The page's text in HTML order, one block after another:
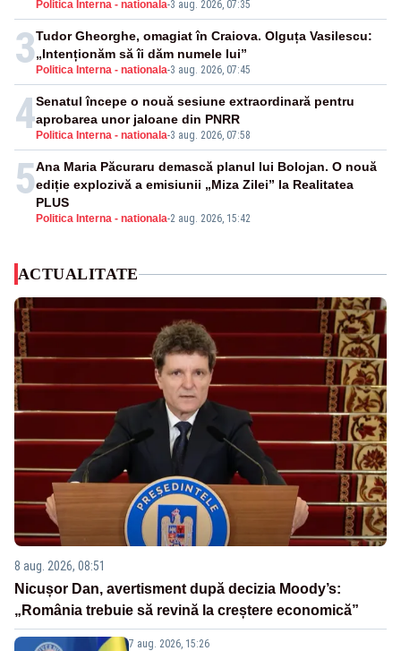
Politica Interna - nationala-3 aug. 2026, 07:35
3 Politica Interna - nationala-3 aug. 2026, 07:45
Tudor Gheorghe, omagiat în Craiova. Olguța Vasilescu:
„Intenționăm să îi dăm numele lui”
4 Politica Interna - nationala-3 aug. 2026, 07:58
Senatul începe o nouă sesiune extraordinară pentru
aprobarea unor jaloane din PNRR
5
Politica Interna - nationala-2 aug. 2026, 15:42
Ana Maria Păcuraru demască planul lui Bolojan. O nouă
ediție explozivă a emisiunii „Miza Zilei” la Realitatea
PLUS
ACTUALITATE
8 aug. 2026, 08:51
Nicușor Dan, avertisment după decizia Moody’s:
„România trebuie să revină la creștere economică”
7 aug. 2026, 15:26